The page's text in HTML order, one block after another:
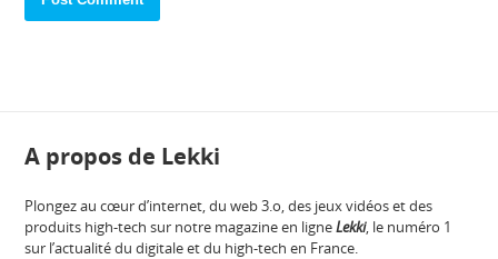
A propos de Lekki
Plongez au cœur d’internet, du web 3.o, des jeux vidéos et des
produits high-tech sur notre magazine en ligneLekki, le numéro 1
sur l’actualité du digitale et du high-tech en France.